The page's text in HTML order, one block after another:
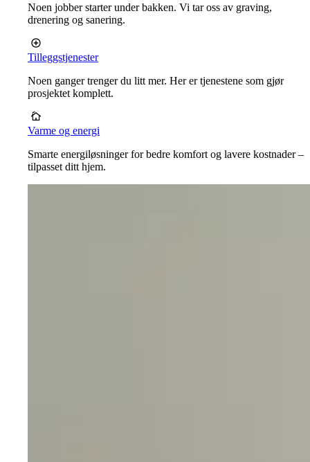
Noen jobber starter under bakken. Vi tar oss av graving,
drenering og sanering.
Tilleggstjenester
Noen ganger trenger du litt mer. Her er tjenestene som gjør
prosjektet komplett.
Varme og energi
Smarte energiløsninger for bedre komfort og lavere kostnader –
tilpasset ditt hjem.